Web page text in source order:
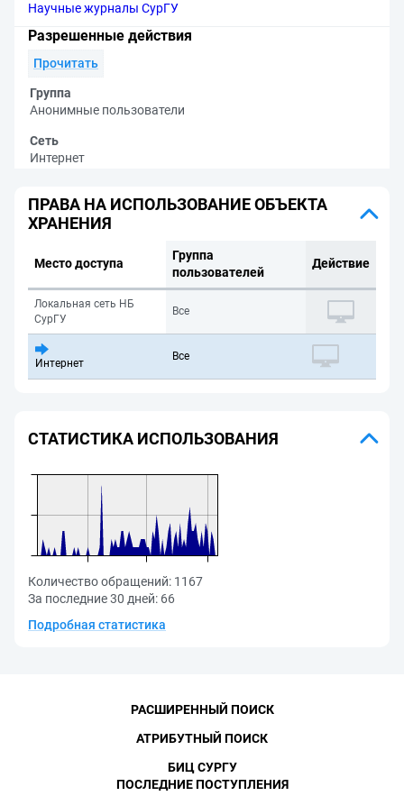
Научные журналы СурГУ
Разрешенные действия
Прочитать
Группа
Анонимные пользователи
Сеть
Интернет
ПРАВА НА ИСПОЛЬЗОВАНИЕ ОБЪЕКТА
ХРАНЕНИЯ
Место доступа
Группа
пользователей
Действие
Локальная сеть НБ
СурГУ
Все
Интернет
Все
СТАТИСТИКА ИСПОЛЬЗОВАНИЯ
Количество обращений: 1167
За последние 30 дней: 66
Подробная статистика
РАСШИРЕННЫЙ ПОИСК
АТРИБУТНЫЙ ПОИСК
БИЦ СУРГУ
ПОСЛЕДНИЕ ПОСТУПЛЕНИЯ